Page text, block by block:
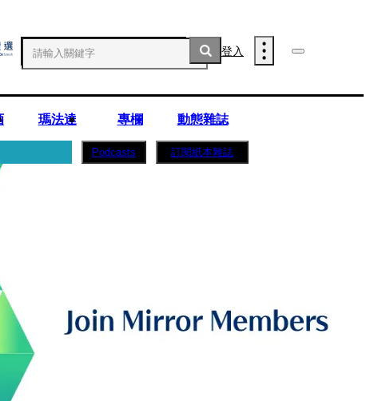
登入
瑪法達 專欄
動態雜誌
Podcasts 訂閱紙本雜誌